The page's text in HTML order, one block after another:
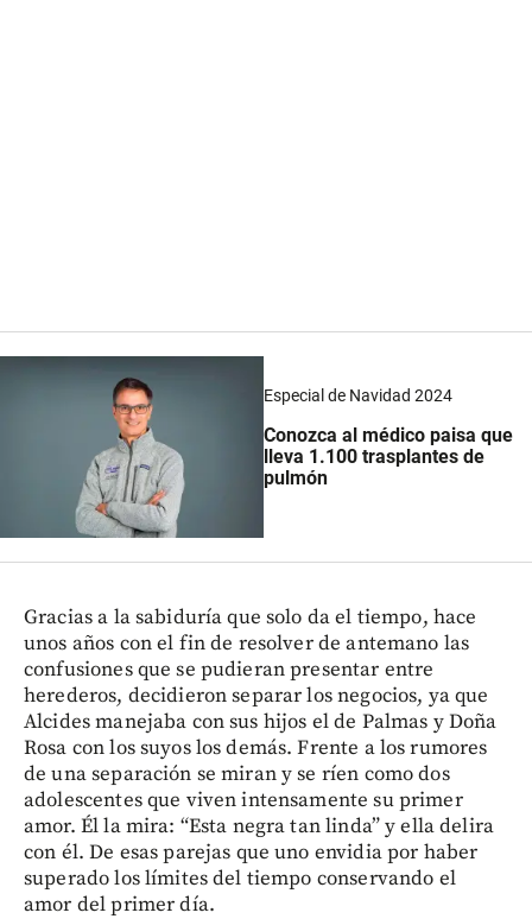
Especial de Navidad 2024
Conozca al médico paisa que
lleva 1.100 trasplantes de
pulmón
Gracias a la sabiduría que solo da el tiempo, hace
unos años con el fin de resolver de antemano las
confusiones que se pudieran presentar entre
herederos, decidieron separar los negocios, ya que
Alcides manejaba con sus hijos el de Palmas y Doña
Rosa con los suyos los demás. Frente a los rumores
de una separación se miran y se ríen como dos
adolescentes que viven intensamente su primer
amor. Él la mira: “Esta negra tan linda” y ella delira
con él. De esas parejas que uno envidia por haber
superado los límites del tiempo conservando el
amor del primer día.